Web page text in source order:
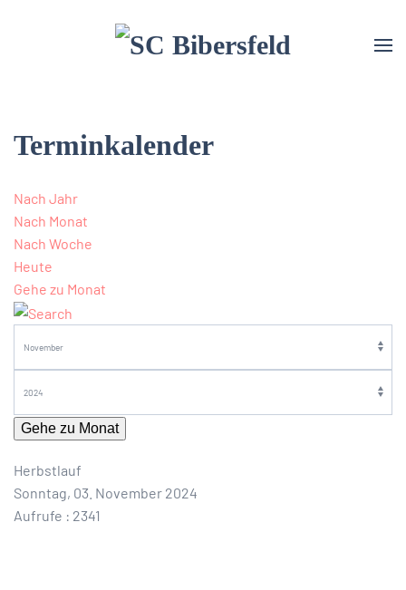
Terminkalender
Nach Jahr
Nach Monat
Nach Woche
Heute
Gehe zu Monat
Gehe zu Monat
Herbstlauf
Sonntag, 03. November 2024
Aufrufe : 2341